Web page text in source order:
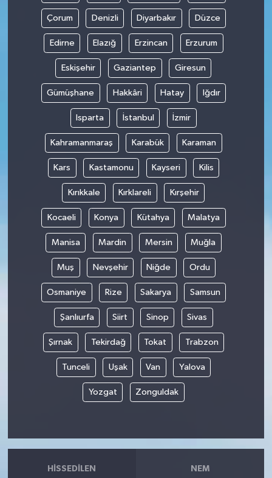
Çorum Denizli Diyarbakır Düzce
Edirne Elazığ Erzincan Erzurum
Eskişehir Gaziantep Giresun
Gümüşhane Hakkâri Hatay Iğdır
Isparta İstanbul İzmir
Kahramanmaraş Karabük Karaman
Kars Kastamonu Kayseri Kilis
Kırıkkale Kırklareli Kırşehir
Kocaeli Konya Kütahya Malatya
Manisa Mardin Mersin Muğla
Muş Nevşehir Niğde Ordu
Osmaniye Rize Sakarya Samsun
Şanlıurfa Siirt Sinop Sivas
Şırnak Tekirdağ Tokat Trabzon
Tunceli Uşak Van Yalova
Yozgat Zonguldak
HISSEDILEN NEM